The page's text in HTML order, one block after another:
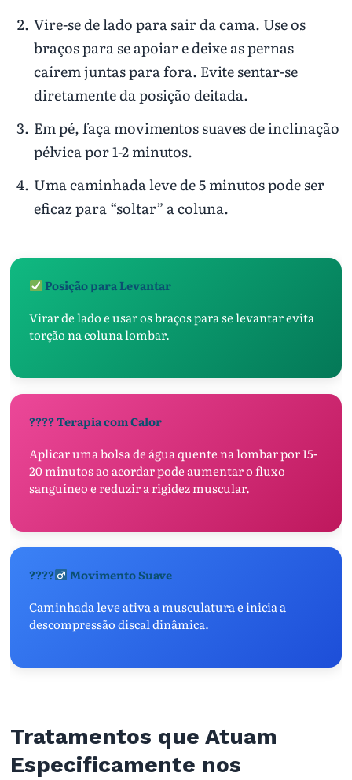
Vire-se de lado para sair da cama. Use os
braços para se apoiar e deixe as pernas
caírem juntas para fora. Evite sentar-se
diretamente da posição deitada.
Em pé, faça movimentos suaves de inclinação
pélvica por 1-2 minutos.
Uma caminhada leve de 5 minutos pode ser
eficaz para “soltar” a coluna.
Posição para Levantar
Virar de lado e usar os braços para se levantar evita
torção na coluna lombar.
???? Terapia com Calor
Aplicar uma bolsa de água quente na lombar por 15-
20 minutos ao acordar pode aumentar o fluxo
sanguíneo e reduzir a rigidez muscular.
????‍ Movimento Suave
Caminhada leve ativa a musculatura e inicia a
descompressão discal dinâmica.
Tratamentos que Atuam
Especificamente nos